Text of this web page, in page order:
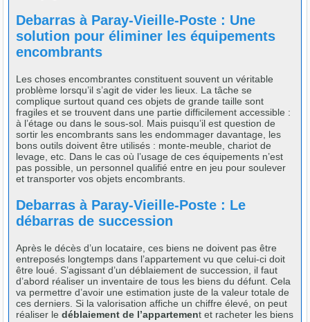
Debarras à Paray-Vieille-Poste : Une
solution pour éliminer les équipements
encombrants
Les choses encombrantes constituent souvent un véritable
problème lorsqu’il s’agit de vider les lieux. La tâche se
complique surtout quand ces objets de grande taille sont
fragiles et se trouvent dans une partie difficilement accessible :
à l’étage ou dans le sous-sol. Mais puisqu’il est question de
sortir les encombrants sans les endommager davantage, les
bons outils doivent être utilisés : monte-meuble, chariot de
levage, etc. Dans le cas où l’usage de ces équipements n’est
pas possible, un personnel qualifié entre en jeu pour soulever
et transporter vos objets encombrants.
Debarras à Paray-Vieille-Poste : Le
débarras de succession
Après le décès d’un locataire, ces biens ne doivent pas être
entreposés longtemps dans l’appartement vu que celui-ci doit
être loué. S’agissant d’un déblaiement de succession, il faut
d’abord réaliser un inventaire de tous les biens du défunt. Cela
va permettre d’avoir une estimation juste de la valeur totale de
ces derniers. Si la valorisation affiche un chiffre élevé, on peut
réaliser ledéblaiement de l’appartement et racheter les biens